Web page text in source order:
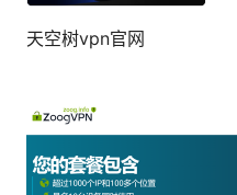
天空树vpn官网